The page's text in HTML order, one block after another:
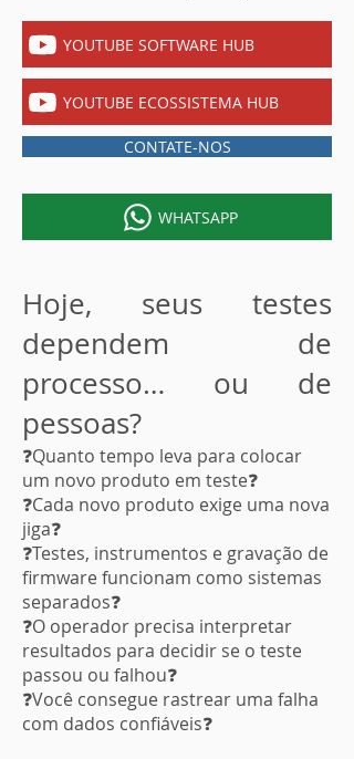
YOUTUBE SOFTWARE HUB
YOUTUBE ECOSSISTEMA HUB
CONTATE-NOS
WHATSAPP
Hoje, seus testes
dependem de
processo… ou de
pessoas?
❓Quanto tempo leva para colocar
um novo produto em teste❓
❓Cada novo produto exige uma nova
jiga❓
❓Testes, instrumentos e gravação de
firmware funcionam como sistemas
separados❓
❓O operador precisa interpretar
resultados para decidir se o teste
passou ou falhou❓
❓Você consegue rastrear uma falha
com dados confiáveis❓